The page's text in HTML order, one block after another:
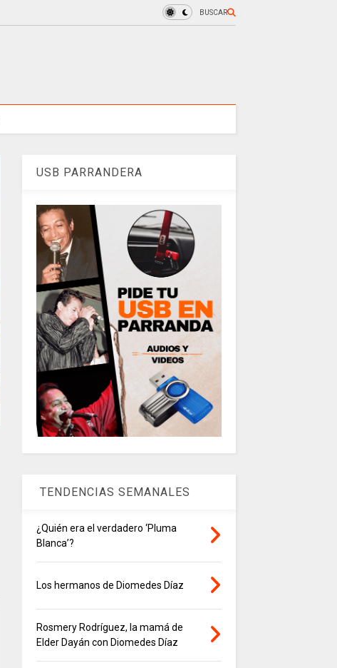
BUSCAR
USB PARRANDERA
TENDENCIAS SEMANALES
¿Quién era el verdadero ‘Pluma
Blanca’?
Los hermanos de Diomedes Díaz
Rosmery Rodríguez, la mamá de
Elder Dayán con Diomedes Díaz